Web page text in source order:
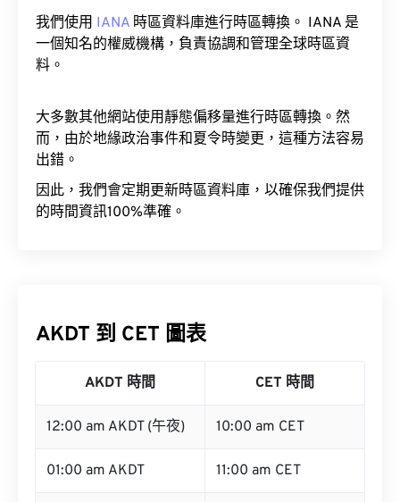
我們使用 IANA 時區資料庫進行時區轉換。 IANA 是
一個知名的權威機構，負責協調和管理全球時區資
料。
大多數其他網站使用靜態偏移量進行時區轉換。然
而，由於地緣政治事件和夏令時變更，這種方法容易
出錯。
因此，我們會定期更新時區資料庫，以確保我們提供
的時間資訊100%準確。
AKDT 到 CET 圖表
AKDT 時間 CET 時間
12:00 am AKDT (午夜) 10:00 am CET
01:00 am AKDT 11:00 am CET